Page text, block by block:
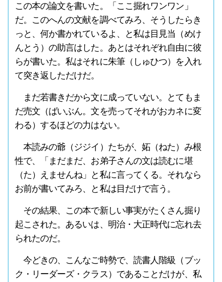
この本の論文を書いた。「ここ掘れワンワン」
だ。このへんの文献を調べてみろ、そうしたらき
っと、何か書かれているよ、と私は目見当（めけ
んとう）の助言はした。あとはそれぞれ自由に彼
らが書いた。私はそれに朱筆（しゅひつ）を入れ
て突き返しただけだ。
まだ若書きだから文に成っていない。とてもま
だ売文（ばいぶん。文を売ってそれがおカネに変
わる）するほどの力はない。
本読みの爺（ジジイ）たちが、妬（ねた）み根
性で、「まだまだ、お弟子さんの文は読むに堪
（た）えませんね」と私に言ってくる。それなら
お前が書いてみろ、と私は目だけで言う。
その結果、この本で新しい事実がたくさん掘り
起こされた。あるいは、明治・大正時代に忘れ去
られたのだ。
今どきの、こんなご時勢で、読書人階級（ブッ
ク・リーダーズ・クラス）であることだけが、私